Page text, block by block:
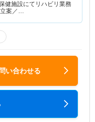
健施設にてリハビリ業務
立案／…
い合わせる